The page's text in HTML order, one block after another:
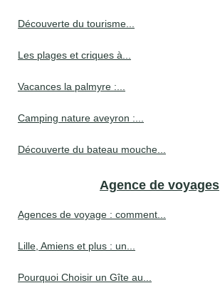
Découverte du tourisme...
Les plages et criques à...
Vacances la palmyre :...
Camping nature aveyron :...
Découverte du bateau mouche...
Agence de voyages
Agences de voyage : comment...
Lille, Amiens et plus : un...
Pourquoi Choisir un Gîte au...